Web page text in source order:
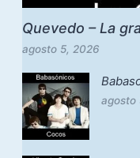
Quevedo – La
agosto 5, 2026
agosto